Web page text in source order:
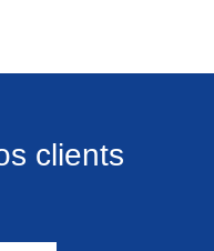
clients